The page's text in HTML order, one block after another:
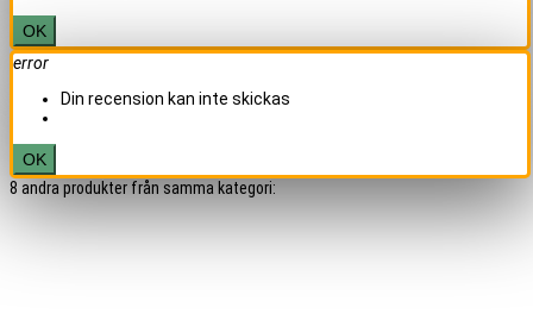
OK
error
Din recension kan inte skickas
OK
8 andra produkter från samma kategori: